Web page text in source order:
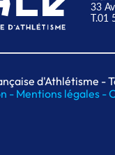
33
T.01
d'Athlétisme -
-Mentions légales -